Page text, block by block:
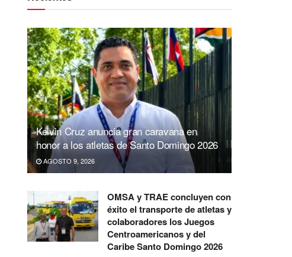
Kelvin Cruz anuncia gran caravana en
honor a los atletas de Santo Domingo 2026
AGOSTO 9, 2026
OMSA y TRAE concluyen con
éxito el transporte de atletas y
colaboradores los Juegos
Centroamericanos y del
Caribe Santo Domingo 2026